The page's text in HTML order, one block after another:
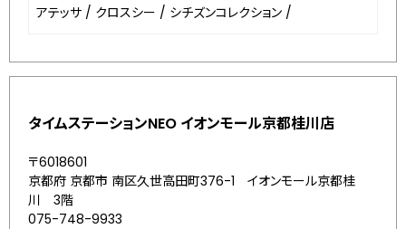
アテッサ / クロスシー / シチズンコレクション /
タイムステーションNEO イオンモール京都桂川店
〒6018601
京都府 京都市 南区久世高田町376-1 イオンモール京都桂
川 3階
075-748-9933